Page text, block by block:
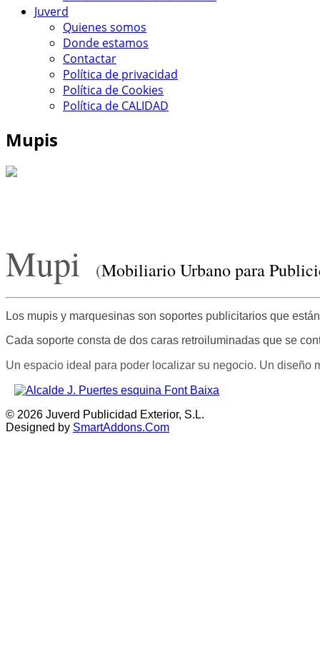
Juverd
Quienes somos
Donde estamos
Contactar
Política de privacidad
Política de Cookies
Política de CALIDAD
Mupis
Mupi (Mobiliario Urbano para
Los mupis y marquesinas son soportes publicitarios que
Cada soporte consta de dos caras retroiluminadas que se
Un espacio ideal para poder localizar su negocio. Un
© 2026 Juverd Publicidad Exterior, S.L.
Designed by SmartAddons.Com